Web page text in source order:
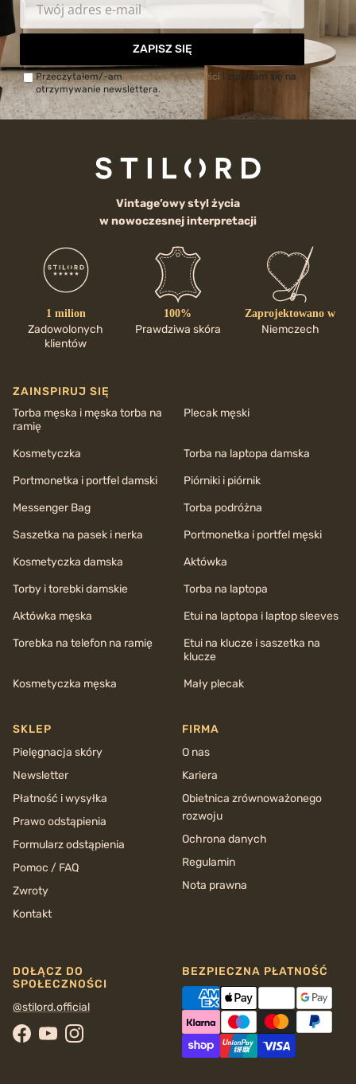
ZAPISZ SIĘ
Przeczytałem/-amPolitykę prywatności i zgadzam się na
otrzymywanie newslettera.
Vintage’owy styl życia
w nowoczesnej interpretacji
1 milion
Zadowolonych
klientów
100%
Prawdziwa skóra
Zaprojektowano w
Niemczech
ZAINSPIRUJ SIĘ
Torba męska i męska torba na
ramię
Plecak męski
Kosmetyczka
Torba na laptopa damska
Portmonetka i portfel damski
Piórniki i piórnik
Messenger Bag
Torba podróżna
Saszetka na pasek i nerka
Portmonetka i portfel męski
Kosmetyczka damska
Aktówka
Torby i torebki damskie
Torba na laptopa
Aktówka męska
Etui na laptopa i laptop sleeves
Torebka na telefon na ramię
Etui na klucze i saszetka na
klucze
Kosmetyczka męska
Mały plecak
SKLEP
Pielęgnacja skóry
Newsletter
Płatność i wysyłka
Prawo odstąpienia
Formularz odstąpienia
Pomoc / FAQ
Zwroty
Kontakt
FIRMA
O nas
Kariera
Obietnica zrównoważonego
rozwoju
Ochrona danych
Regulamin
Nota prawna
DOŁĄCZ DO
SPOŁECZNOŚCI
@stilord.official
Facebook
YouTubeInstagram
BEZPIECZNA PŁATNOŚĆ